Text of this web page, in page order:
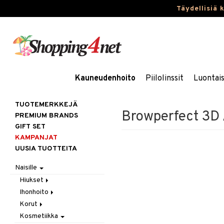
Täydellisiä
Kauneudenhoito Piilolinssit
Browperfect 3D
TUOTEMERKKEJÄ
PREMIUM BRANDS
GIFT SET
KAMPANJAT
UUSIA TUOTTEITA
Naisille
Hiukset
Gift Set
Harjat / Kammat
Hiuskuurit
Ihonhoito
Aurinkotuotteet
Erikoistuotteet
Korut
Kaulakorut
Kosmetiikka